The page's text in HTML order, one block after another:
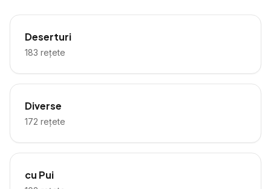
Deserturi
183 rețete
Diverse
172 rețete
cu Pui